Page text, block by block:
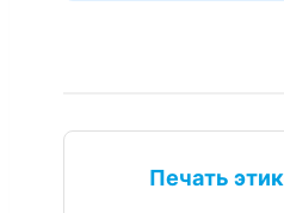
Печать